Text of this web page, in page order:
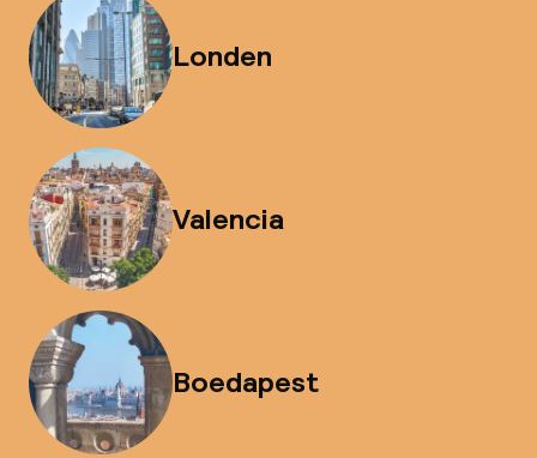
Londen
Valencia
Boedapest